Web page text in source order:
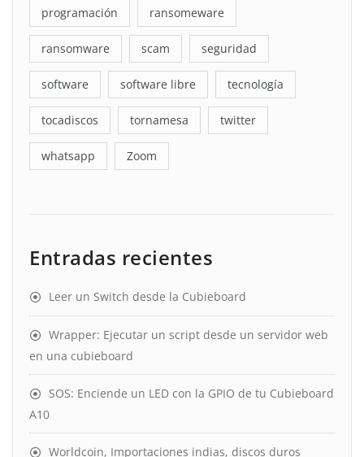
programación ransomeware
ransomware scam seguridad
software software libre tecnología
tocadiscos tornamesa twitter
whatsapp Zoom
Entradas recientes
Leer un Switch desde la Cubieboard
Wrapper: Ejecutar un script desde un servidor web
en una cubieboard
SOS: Enciende un LED con la GPIO de tu Cubieboard
A10
Worldcoin, Importaciones indias, discos duros